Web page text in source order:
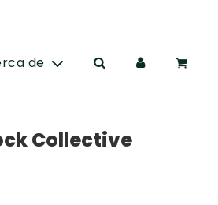
de
Collective